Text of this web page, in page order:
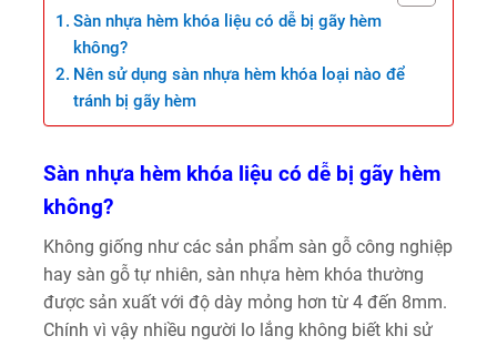
Sàn nhựa hèm khóa liệu có dễ bị gãy hèm
không?
Nên sử dụng sàn nhựa hèm khóa loại nào để
tránh bị gãy hèm
Sàn nhựa hèm khóa liệu có dễ bị gãy hèm
không?
Không giống như các sản phẩm sàn gỗ công nghiệp
hay sàn gỗ tự nhiên, sàn nhựa hèm khóa thường
được sản xuất với độ dày mỏng hơn từ 4 đến 8mm.
Chính vì vậy nhiều người lo lắng không biết khi sử